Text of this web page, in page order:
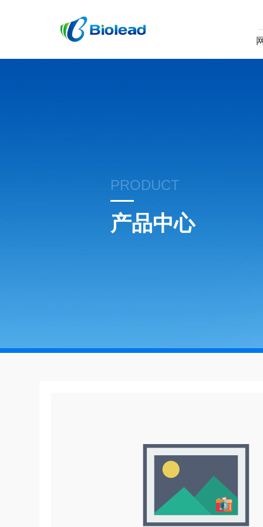
PRODUCT
产品中心